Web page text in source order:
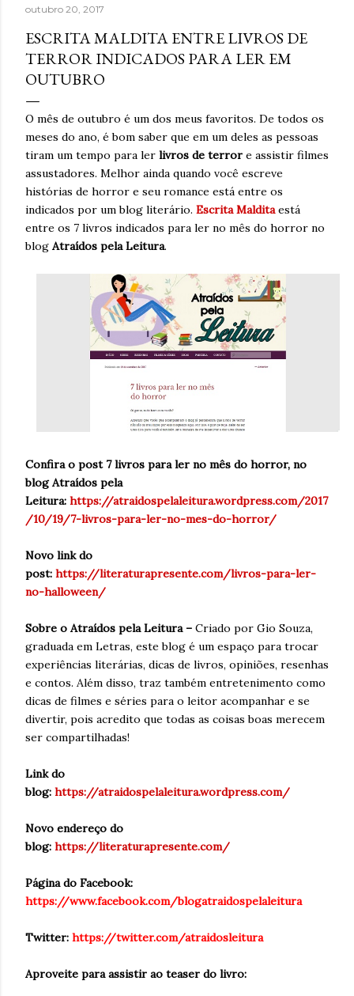
ansiedade. Estaria mentindo se dissesse que estava
completamente livre do risco de recaída, ninguém estava,
respirava com mais tranquilidade e mesmo nos dias de
ansiedade, aprendera que o cigarro não era a resposta.
Pelo contrário, que criava mais problemas. Um ano
acreditando em si mesmo e confiando no processo. Um
ano sem fumar cigarro. Um ano. *Ben Oliveira é escritor,
formado em jornalismo . Autor do...
outubro 20, 2017
ESCRITA MALDITA ENTRE LIVROS DE
TERROR INDICADOS PARA LER EM
OUTUBRO
O mês de outubro é um dos meus favoritos. De todos os
meses do ano, é bom saber que em um deles as pessoas
tiram um tempo para ler livros de terror e assistir filmes
assustadores. Melhor ainda quando você escreve
histórias de horror e seu romance está entre os
indicados por um blog literário. Escrita Malditaestá
entre os 7 livros indicados para ler no mês do horror no
blog Atraídos pela Leitura.
Confira o post 7 livros para ler no mês do horror, no
blog Atraídos pela
Leitura: https://atraidospelaleitura.wordpress.com/2017
/10/19/7-livros-para-ler-no-mes-do-horror/
Novo link do
post: https://literaturapresente.com/livros-para-ler-
no-halloween/
Sobre o Atraídos pela Leitura – Criado por Gio Souza,
graduada em Letras, este blog é um espaço para trocar
experiências literárias, dicas de livros, opiniões, resenhas
e contos. Além disso, traz também entretenimento como
dicas de filmes e séries para o leitor acompanhar e se
divertir, pois acredito que todas as coisas boas merecem
ser compartilhadas!
Link do
blog: https://atraidospelaleitura.wordpress.com/
Novo endereço do
blog: https://literaturapresente.com/
Página do Facebook:
https://www.facebook.com/blogatraidospelaleitura
Twitter: https://twitter.com/atraidosleitura
Aproveite para assistir ao teaser do livro: